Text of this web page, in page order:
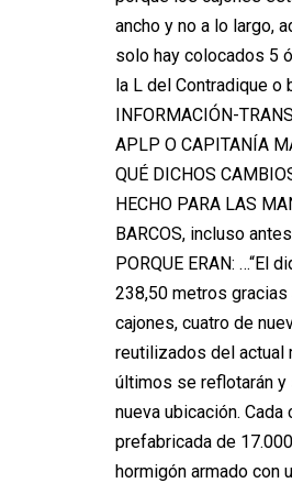
ancho y no a lo largo,
solo hay colocados 5
la L del Contradique o
INFORMACIÓN-
APLP O CAPITANÍA
QUÉ DICHOS
HECHO PARA LAS
BARCOS, incluso
PORQUE ERAN: …“El
238,50 metros
cajones, cuatro de
reutilizados del actual
últimos se reflotarán y
nueva ubicación. Cada
prefabricada de
hormigón armado con